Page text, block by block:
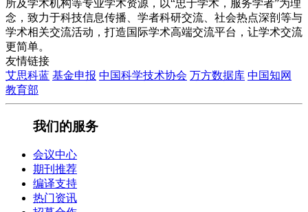
所及学术机构等专业学术资源，以“忠于学术，服务学者”为理
念，致力于科技信息传播、学者科研交流、社会热点深剖等与
学术相关交流活动，打造国际学术高端交流平台，让学术交流
更简单。
友情链接
艾思科蓝 基金申报 中国科学技术协会 万方数据库 中国知网
教育部
我们的服务
会议中心
期刊推荐
编译支持
热门资讯